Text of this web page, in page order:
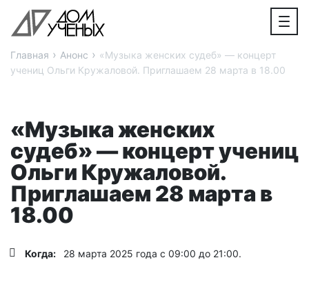
Главная › Анонс › «Музыка женских судеб» — концерт
учениц Ольги Кружаловой. Приглашаем 28 марта в 18.00
«Музыка женских
судеб» — концерт учениц
Ольги Кружаловой.
Приглашаем 28 марта в
18.00
Когда: 28 марта 2025 года с 09:00 до 21:00.